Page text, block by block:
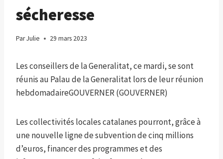
sécheresse
ParJulie 29 mars 2023
Les conseillers de la Generalitat, ce mardi, se sont
réunis au Palau de la Generalitat lors de leur réunion
hebdomadaireGOUVERNER (GOUVERNER)
Les collectivités locales catalanes pourront, grâce à
une nouvelle ligne de subvention de cinq millions
d’euros, financer des programmes et des